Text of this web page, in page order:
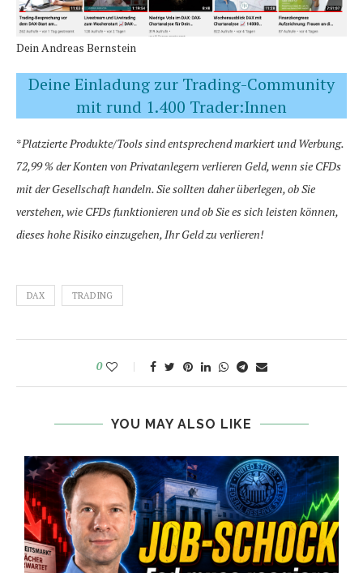
Dein Andreas Bernstein
Deine Einladung zur Trading-Community
mit rund 1.400 Trader:Innen
*Platzierte Produkte/Tools sind entsprechend markiert und Werbung.
72,99 % der Konten von Privatanlegern verlieren Geld, wenn sie CFDs
mit der Gesellschaft handeln. Sie sollten daher überlegen, ob Sie
verstehen, wie CFDs funktionieren und ob Sie es sich leisten können,
dieses hohe Risiko einzugehen, Ihr Geld zu verlieren!
DAX TRADING
0
YOU MAY ALSO LIKE